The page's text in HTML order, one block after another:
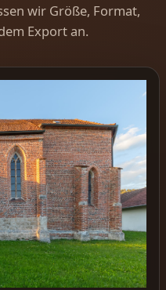
wir Größe, Format,
Export an.